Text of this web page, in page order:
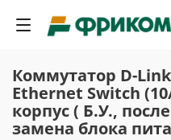
Коммутатор D-Link
Ethernet Switch
корпус ( Б.У.,
замена блока